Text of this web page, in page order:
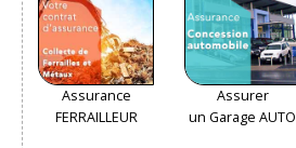
Assurance
FERRAILLEUR
Assurer
un Garage AUTO